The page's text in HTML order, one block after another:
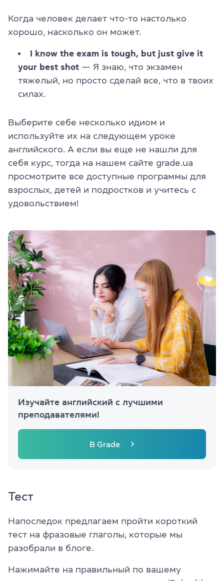
Когда человек делает что-то настолько
хорошо, насколько он может.
I know the exam is tough, but just give it
your best shot — Я знаю, что экзамен
тяжелый, но просто сделай все, что в твоих
силах.
Выберите себе несколько идиом и
используйте их на следующем уроке
английского. А если вы еще не нашли для
себя курс, тогда на нашем сайте grade.ua
просмотрите все доступные программы для
взрослых, детей и подростков и учитесь с
удовольствием!
Изучайте английский с лучшими
преподавателями!
В Grade
Тест
Напоследок предлагаем пройти короткий
тест на фразовые глаголы, которые мы
разобрали в блоге.
Нажимайте на правильный по вашему